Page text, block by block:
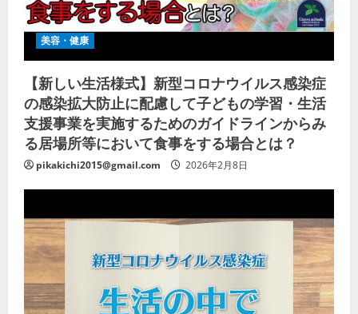
美容・健康
【新しい生活様式】新型コロナウイルス感染症
の感染拡大防止に配慮して子どもの学習・生活
支援事業を実施するためのガイドラインからみ
る居場所等において食事をする場合とは？
pikakichi2015@gmail.com 2026年2月8日